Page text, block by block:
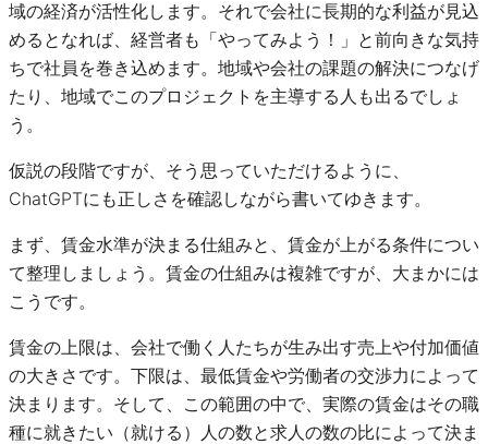
域の経済が活性化します。それで会社に長期的な利益が見込
めるとなれば、経営者も「やってみよう！」と前向きな気持
ちで社員を巻き込めます。地域や会社の課題の解決につなげ
たり、地域でこのプロジェクトを主導する人も出るでしょ
う。
仮説の段階ですが、そう思っていただけるように、
ChatGPTにも正しさを確認しながら書いてゆきます。
まず、賃金水準が決まる仕組みと、賃金が上がる条件につい
て整理しましょう。賃金の仕組みは複雑ですが、大まかには
こうです。
賃金の上限は、会社で働く人たちが生み出す売上や付加価値
の大きさです。下限は、最低賃金や労働者の交渉力によって
決まります。そして、この範囲の中で、実際の賃金はその職
種に就きたい（就ける）人の数と求人の数の比によって決ま